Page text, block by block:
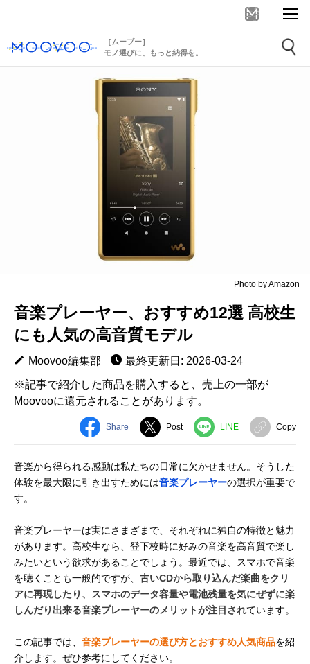
［ムーブー］
モノ選びに、もっと納得を。
Photo by Amazon
音楽プレーヤー、おすすめ12選 高校生
にも人気の高音質モデル
Moovoo編集部
最終更新日: 2026-03-24
※記事で紹介した商品を購入すると、売上の一部が
Moovooに還元されることがあります。
Share Post LINE Copy
音楽から得られる感動は私たちの日常に欠かせません。そうした
体験を最大限に引き出すためには音楽プレーヤーの選択が重要で
す。
音楽プレーヤーは実にさまざまで、それぞれに独自の特徴と魅力
があります。高校生なら、登下校時に好みの音楽を高音質で楽し
みたいという欲求があることでしょう。最近では、スマホで音楽
を聴くことも一般的ですが、 古いCDから取り込んだ楽曲をクリ
アに再現したり、スマホのデータ容量や電池残量を気にぜずに楽
しんだり出来る音楽プレーヤーのメリットが注目されています。
この記事では、 音楽プレーヤーの選び方とおすすめ人気商品を紹
介します。ぜひ参考にしてください。